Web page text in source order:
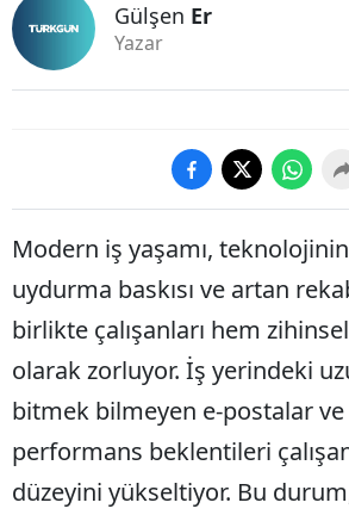
Gülşen Er
Yazar
Modern iş yaşamı, teknolojinin
uydurma baskısı ve artan
birlikte çalışanları hem
olarak zorluyor. İş yerindeki
bitmek bilmeyen e-postalar
performans beklentileri
düzeyini yükseltiyor. Bu